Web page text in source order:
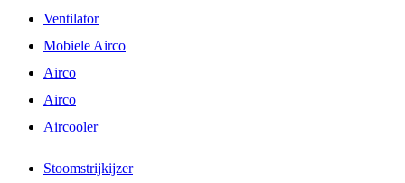
Ventilator
Mobiele Airco
Airco
Airco
Aircooler
Stoomstrijkijzer